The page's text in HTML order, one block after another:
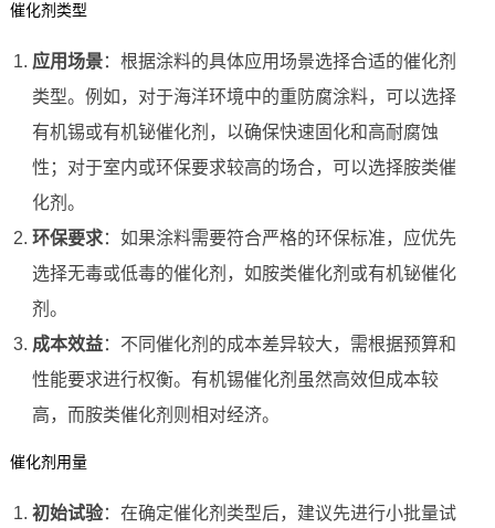
催化剂类型
应用场景：根据涂料的具体应用场景选择合适的催化剂
类型。例如，对于海洋环境中的重防腐涂料，可以选择
有机锡或有机铋催化剂，以确保快速固化和高耐腐蚀
性；对于室内或环保要求较高的场合，可以选择胺类催
化剂。
环保要求：如果涂料需要符合严格的环保标准，应优先
选择无毒或低毒的催化剂，如胺类催化剂或有机铋催化
剂。
成本效益：不同催化剂的成本差异较大，需根据预算和
性能要求进行权衡。有机锡催化剂虽然高效但成本较
高，而胺类催化剂则相对经济。
催化剂用量
初始试验：在确定催化剂类型后，建议先进行小批量试